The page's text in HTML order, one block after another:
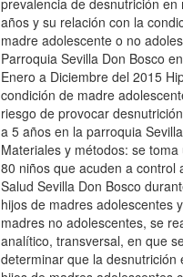
prevalencia de desnutrición en
años y su relación con la
madre adolescente o no
Parroquia Sevilla Don Bosco
Enero a Diciembre del 2015
condición de madre
riesgo de provocar
a 5 años en la parroquia
Materiales y métodos: se
80 niños que acuden a control
Salud Sevilla Don Bosco
hijos de madres adolescentes
madres no adolescentes, se
analítico, transversal, en que
determinar que la desnutrición